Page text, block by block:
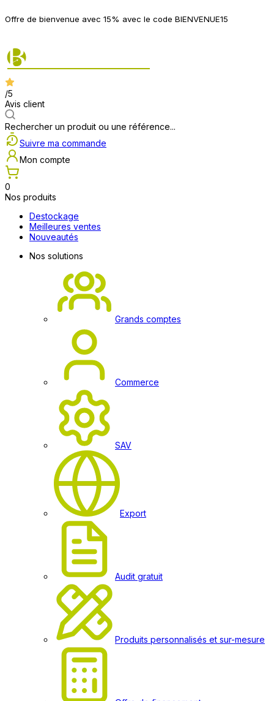
Offre de bienvenue avec 15% avec le code BIENVENUE15
/5
Avis client
Rechercher un produit ou une référence...
Suivre ma commande
Mon compte
0
Nos produits
Destockage
Meilleures ventes
Nouveautés
Nos solutions
Grands comptes
Commerce
SAV
Export
Audit gratuit
Produits personnalisés et sur-mesure